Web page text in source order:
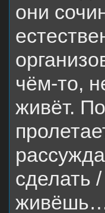
они
чём-то,
живёт.
сделать